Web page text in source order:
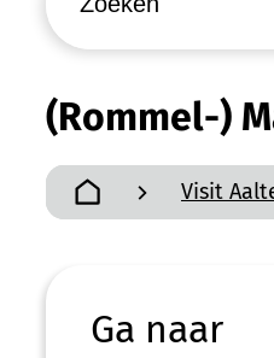
(Rommel-)
Startpagina
Visit
Ga naar